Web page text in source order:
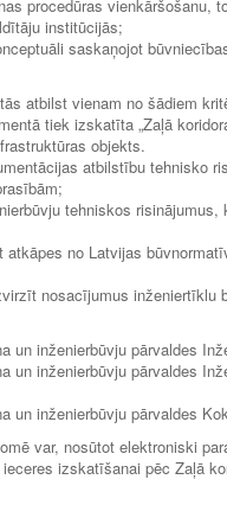
procedūras
institūcijās;
saskaņojot
atbilst vienam no šādiem
tiek izskatīta „Zaļā
objekts.
atbilstību tehnisko
tehniskos
no Latvijas
nosacījumus
un inženierbūvju pārvaldes
un inženierbūvju pārvaldes
un inženierbūvju pārvaldes
var, nosūtot elektroniski
izskatīšanai pēc Zaļā